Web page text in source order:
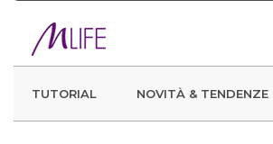
TUTORIAL NOVITÀ & TENDENZE